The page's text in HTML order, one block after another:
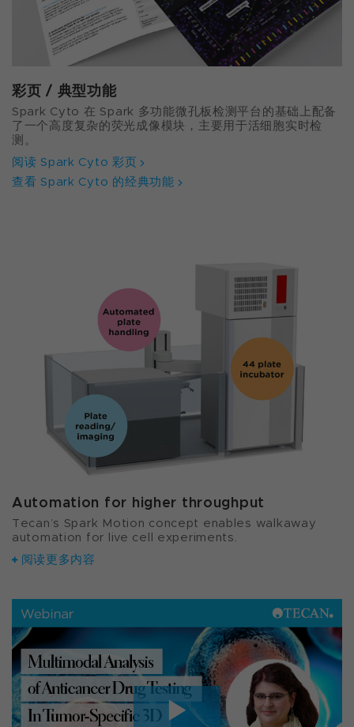
彩页 / 典型功能
Spark Cyto 在 Spark 多功能微孔板检测平台的基础上配备
了一个高度复杂的荧光成像模块，主要用于活细胞实时检
测。
阅读 Spark Cyto 彩页
查看 Spark Cyto 的经典功能
Automation for higher throughput
Tecan’s Spark Motion concept enables walkaway
automation for live cell experiments.
阅读更多内容